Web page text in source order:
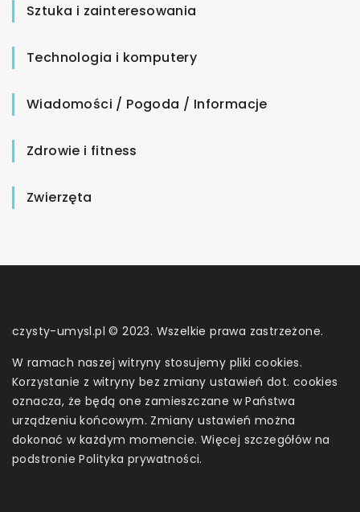
Sztuka i zainteresowania
Technologia i komputery
Wiadomości / Pogoda / Informacje
Zdrowie i fitness
Zwierzęta
czysty-umysl.pl © 2023. Wszelkie prawa zastrzeżone.
W ramach naszej witryny stosujemy pliki cookies.
Korzystanie z witryny bez zmiany ustawień dot. cookies
oznacza, że będą one zamieszczane w Państwa
urządzeniu końcowym. Zmiany ustawień można
dokonać w każdym momencie. Więcej szczegółów na
podstroniePolityka prywatności.